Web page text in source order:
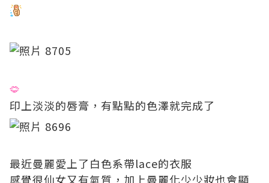
印上淡淡的唇膏，有點點的色澤就完成了
最近曼麗愛上了白色系帶lace的衣服
感覺很仙女又有氣質，加上曼麗化少少妝也會顯